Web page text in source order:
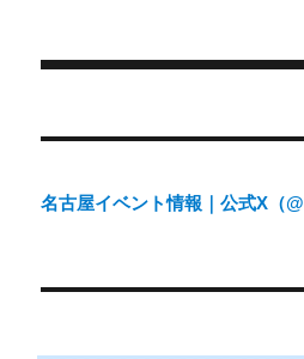
)
稿
ビ
ー
名古屋イベント情報｜公式X（